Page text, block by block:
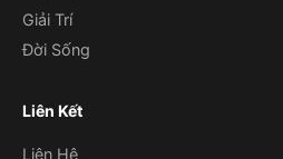
Giải Trí
Đời Sống
Liên Kết
Liên Hệ